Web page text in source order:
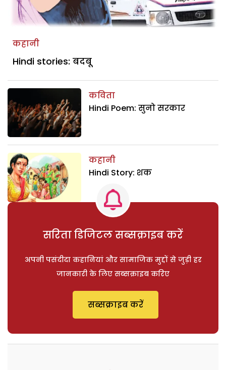
कहानी
Hindi stories: बदबू
कविता
Hindi Poem: सुनो सरकार
कहानी
Hindi Story: शक
सरिता डिजिटल सब्सक्राइब करें
अपनी पसंदीदा कहानियां और सामाजिक मुद्दों से जुड़ी हर
जानकारी के लिए सब्सक्राइब करिए
सब्सक्राइब करें